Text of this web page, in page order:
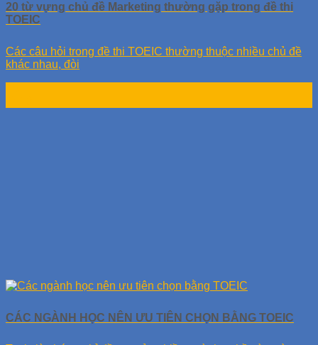
20 từ vựng chủ đề Marketing thường gặp trong đề thi
TOEIC
Các câu hỏi trong đề thi TOEIC thường thuộc nhiều chủ đề
khác nhau, đòi
CÁC NGÀNH HỌC NÊN ƯU TIÊN CHỌN BẰNG TOEIC